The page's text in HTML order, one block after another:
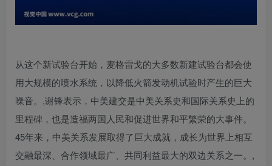
从这个新试验台开始，麦格雷戈的大多数新建试验台都会使
用大规模的喷水系统，以降低火箭发动机试验时产生的巨大
噪音。,谢锋表示，中美建交是中美关系史和国际关系史上的
里程碑，也是造福两国人民和促进世界和平繁荣的大事件。
45年来，中美关系发展取得了巨大成就，成长为世界上相互
交融最深、合作领域最广、共同利益最大的双边关系之一。,